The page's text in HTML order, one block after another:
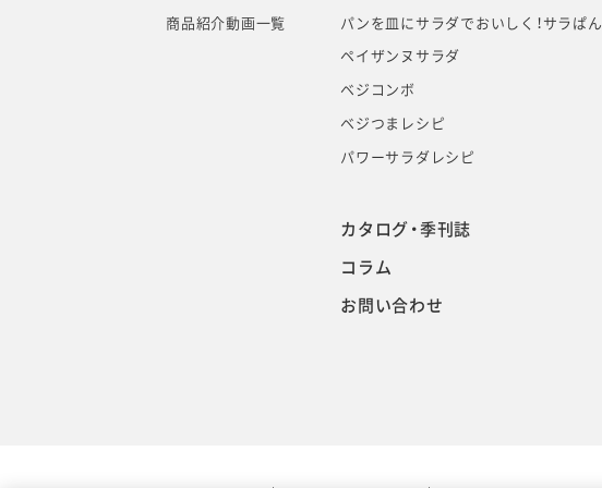
商品紹介動画一覧 パンを皿にサラダでおいしく！サラぱん
ペイザンヌサラダ
ベジコンボ
ベジつまレシピ
パワーサラダレシピ
カタログ・季刊誌
コラム
お問い合わせ